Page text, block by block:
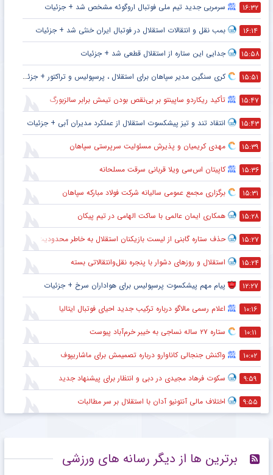
۱۶:۳۲ سرمربی جدید تیم ملی فوتبال اروگوئه مشخص شد + جزئیات
۱۶:۱۴ بمب نقل و انتقالات استقلال در فوتبال ایران خنثی شد + جزئیات
۱۵:۵۸ جدایی این ستاره از استقلال قطعی شد + جزئیات
۱۵:۵۱ کری سنگین مدیر سپاهان برای استقلال ، پرسپولیس و تراکتور + جزئیات
۱۵:۴۷ تأکید ریکاردو ساپینتو بر بی‌نقص بودن تیمش برابر سالزبورگ
۱۵:۴۳ انتقاد تند و تیز پیشکسوت استقلال از عملکرد مدیران آبی + جزئیات
۱۵:۳۹ مهدی کریمیان و پذیرش مسئولیت سرپرستی سپاهان
۱۵:۳۶ کاپیتان اس‌سی ویلا قربانی سرقت مسلحانه
۱۵:۳۱ برگزاری مجمع عمومی سالیانه شرکت فولاد مبارکه سپاهان
۱۵:۲۸ همکاری ایمان عالمی با ساکت الهامی در تیم پیکان
۱۵:۲۷ حذف ستاره گابنی از لیست بازیکنان استقلال به خاطر محدودیت نقل‌وانتقالاتی
۱۵:۲۴ استقلال و روزهای دشوار با پنجره نقل‌وانتقالاتی بسته
۱۲:۲۷ پیام مهم پیشکسوت پرسپولیس برای هواداران سرخ + جزئیات
۱۰:۱۶ اعلام رسمی مالاگو درباره ترکیب جدید احیای فوتبال ایتالیا
۱۰:۱۱ ستاره ۲۷ ساله نساجی به خیبر خرم‌آباد پیوست
۱۰:۰۲ واکنش جنجالی کاناوارو درباره تصمیمش برای ماشاریپوف
۹:۵۹ سکوت فرهاد مجیدی در دبی و انتظار برای پیشنهاد جدید
۹:۵۵ اختلاف مالی آنتونیو آدان با استقلال بر سر مطالبات
برترین ها از دیگر رسانه های ورزشی